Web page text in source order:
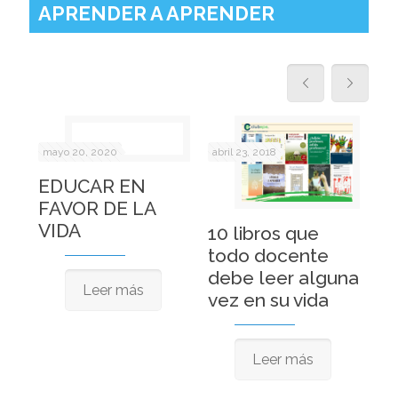
APRENDER A APRENDER
mayo 20, 2020
EDUCAR EN
FAVOR DE LA
VIDA
Leer más
abril 23, 2018
10 libros que
todo docente
debe leer alguna
vez en su vida
Leer más